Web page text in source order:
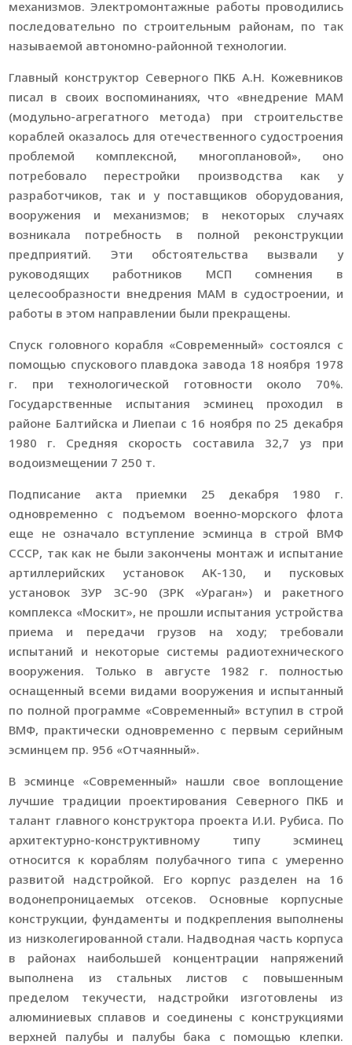
механизмов. Электромонтажные работы проводились
последовательно по строительным районам, по так
называемой автономно-районной технологии.
Главный конструктор Северного ПКБ А.Н. Кожевников
писал в своих воспоминаниях, что «внедрение МАМ
(модульно-агрегатного метода) при строительстве
кораблей оказалось для отечественного судостроения
проблемой комплексной, многоплановой», оно
потребовало перестройки производства как у
разработчиков, так и у поставщиков оборудования,
вооружения и механизмов; в некоторых случаях
возникала потребность в полной реконструкции
предприятий. Эти обстоятельства вызвали у
руководящих работников МСП сомнения в
целесообразности внедрения МАМ в судостроении, и
работы в этом направлении были прекращены.
Спуск головного корабля «Современный» состоялся с
помощью спускового плавдока завода 18 ноября 1978
г. при технологической готовности около 70%.
Государственные испытания эсминец проходил в
районе Балтийска и Лиепаи с 16 ноября по 25 декабря
1980 г. Средняя скорость составила 32,7 уз при
водоизмещении 7 250 т.
Подписание акта приемки 25 декабря 1980 г.
одновременно с подъемом военно-морского флота
еще не означало вступление эсминца в строй ВМФ
СССР, так как не были закончены монтаж и испытание
артиллерийских установок АК-130, и пусковых
установок ЗУР ЗС-90 (ЗРК «Ураган») и ракетного
комплекса «Москит», не прошли испытания устройства
приема и передачи грузов на ходу; требовали
испытаний и некоторые системы радиотехнического
вооружения. Только в августе 1982 г. полностью
оснащенный всеми видами вооружения и испытанный
по полной программе «Современный» вступил в строй
ВМФ, практически одновременно с первым серийным
эсминцем пр. 956 «Отчаянный».
В эсминце «Современный» нашли свое воплощение
лучшие традиции проектирования Северного ПКБ и
талант главного конструктора проекта И.И. Рубиса. По
архитектурно-конструктивному типу эсминец
относится к кораблям полубачного типа с умеренно
развитой надстройкой. Его корпус разделен на 16
водонепроницаемых отсеков. Основные корпусные
конструкции, фундаменты и подкрепления выполнены
из низколегированной стали. Надводная часть корпуса
в районах наибольшей концентрации напряжений
выполнена из стальных листов с повышенным
пределом текучести, надстройки изготовлены из
алюминиевых сплавов и соединены с конструкциями
верхней палубы и палубы бака с помощью клепки.